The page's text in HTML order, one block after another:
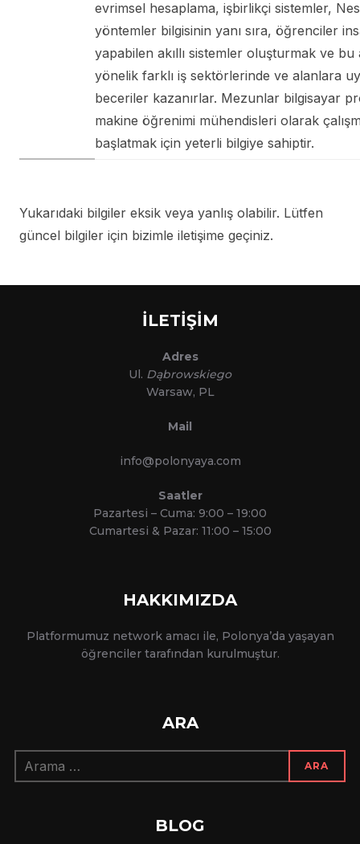
evrimsel hesaplama, işbirlikçi sistemler,
yöntemler bilgisinin yanı sıra, öğrenciler
yapabilen akıllı sistemler oluşturmak ve
yönelik farklı iş sektörlerinde ve alanlara
beceriler kazanırlar. Mezunlar bilgisayar
makine öğrenimi mühendisleri olarak
başlatmak için yeterli bilgiye sahiptir.
Yukarıdaki bilgiler eksik veya yanlış olabilir. Lütfen
güncel bilgiler için bizimle iletişime geçiniz.
İLETİŞİM
Adres
Ul. Dąbrowskiego
Warsaw, PL
Mail
info@polonyaya.com
Saatler
Pazartesi – Cuma: 9:00 – 19:00
Cumartesi & Pazar: 11:00 – 15:00
HAKKIMIZDA
Platformumuz network amacı ile, Polonya’da yaşayan
öğrenciler tarafından kurulmuştur.
ARA
Arama:
ARA
BLOG